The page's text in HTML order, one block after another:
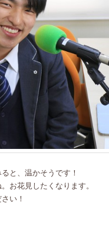
と、温かそうです！
お花見したくなります。
い！